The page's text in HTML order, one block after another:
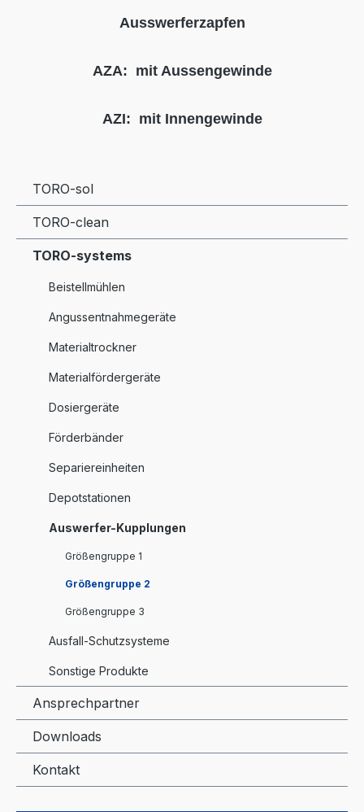
Ausswerferzapfen
AZA: mit Aussengewinde
AZI: mit Innengewinde
TORO-sol
TORO-clean
TORO-systems
Beistellmühlen
Angussentnahmegeräte
Materialtrockner
Materialfördergeräte
Dosiergeräte
Förderbänder
Separiereinheiten
Depotstationen
Auswerfer-Kupplungen
Größengruppe 1
Größengruppe 2
Größengruppe 3
Ausfall-Schutzsysteme
Sonstige Produkte
Ansprechpartner
Downloads
Kontakt